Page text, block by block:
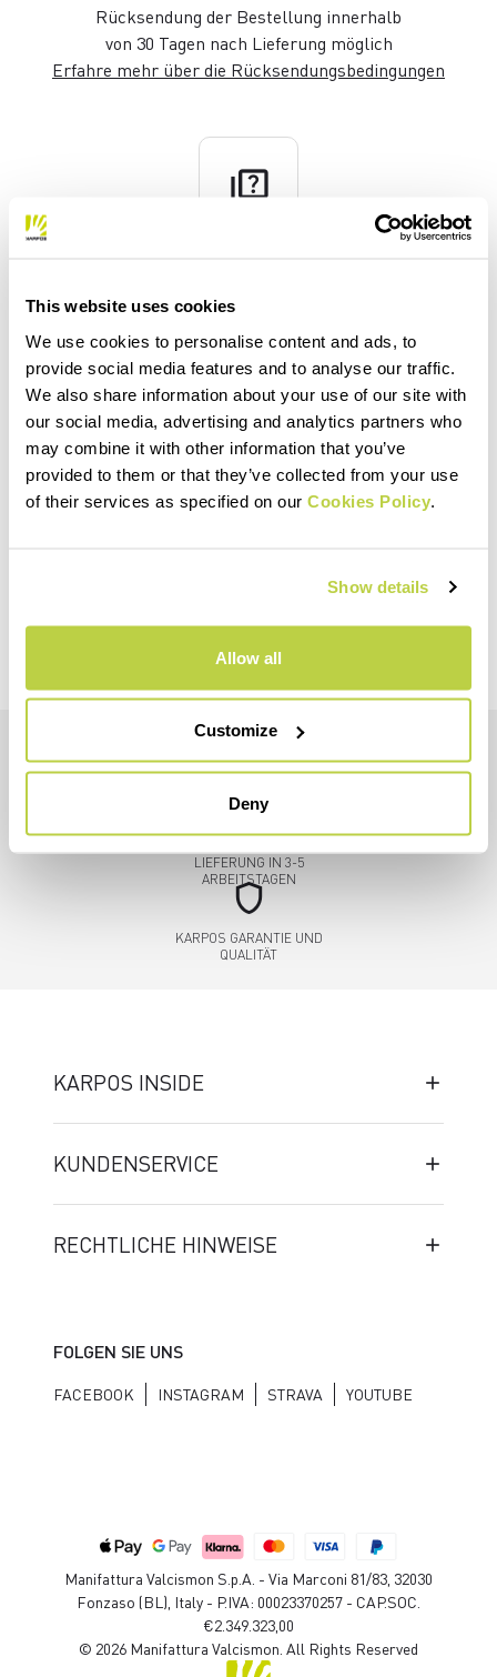
This website uses cookies
We use cookies to personalise content and ads, to
provide social media features and to analyse our traffic.
We also share information about your use of our site with
our social media, advertising and analytics partners who
may combine it with other information that you’ve
provided to them or that they’ve collected from your use
of their services as specified on our Cookies Policy
Show details
Allow all
Customize
Deny
Rücksendung der Bestellung innerhalb
von 30 Tagen nach Lieferung möglich
Erfahre mehr über die Rücksendungsbedingungen
quiz
Hast du noch weitere Fragen?
Kein Problem, wir haben alle Antworten!
Klicke hier
email
Hast du Fragen an uns?
credit_card
ZAHLUNGEN
local_shipping
LIEFERUNG IN 3-5
ARBEITSTAGEN
shield
KARPOS GARANTIE UND
QUALITÄT
KARPOS INSIDE
KUNDENSERVICE
RECHTLICHE HINWEISE
FOLGEN SIE UNS
FACEBOOK INSTAGRAM STRAVA YOUTUBE
Manifattura Valcismon S.p.A. - Via Marconi 81/83, 32030
Fonzaso (BL), Italy - P.IVA: 00023370257 - CAP.SOC.
€2.349.323,00
© 2026 Manifattura Valcismon. All Rights Reserved